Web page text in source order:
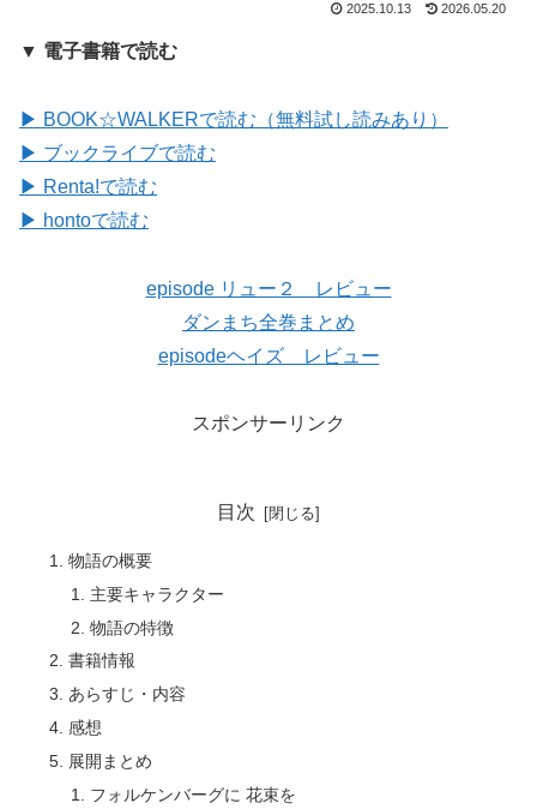
2025.10.13 2026.05.20
▼ 電子書籍で読む
▶ BOOK☆WALKERで読む（無料試し読みあり）
▶ ブックライブで読む
▶ Renta!で読む
▶ hontoで読む
episode リュー２ レビュー
ダンまち全巻まとめ
episodeヘイズ レビュー
スポンサーリンク
目次
物語の概要
主要キャラクター
物語の特徴
書籍情報
あらすじ・内容
感想
展開まとめ
フォルケンバーグに 花束を